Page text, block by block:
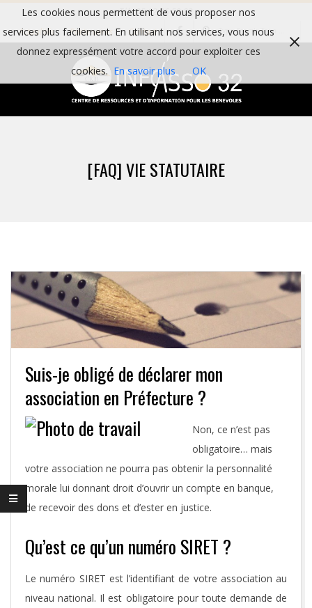
to
content
Tél : 05 62 06 59 82
Actualités Partenaires Contact
I
A
S
S
O
3
2
[FAQ] VIE STATUTAIRE
Suis-je obligé de déclarer mon
association en Préfecture ?
Non, ce n’est pas
obligatoire… mais
votre association ne pourra pas obtenir la personnalité
morale lui donnant droit d’ouvrir un compte en banque,
de recevoir des dons et d’ester en justice.
Qu’est ce qu’un numéro SIRET ?
Le numéro SIRET est l’identifiant de votre association au
niveau national. Il est obligatoire pour toute demande de
Les cookies nous permettent de vous proposer nos
services plus facilement. En utilisant nos services, vous nous
donnez expressément votre accord pour exploiter ces
cookies. En savoir plus OK